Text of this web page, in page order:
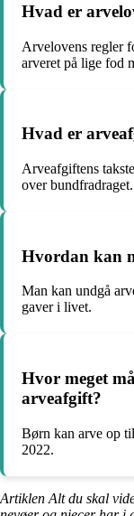
Hvad er
Arvelovens regler
arveret på lige fod
Hvad er
Arveafgiftens
over bundfradraget.
Hvordan kan
Man kan undgå
gaver i livet.
Hvor meget
arveafgift?
Børn kan arve op
2022.
Artiklen Alt du skal